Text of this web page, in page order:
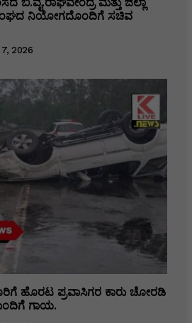
ಸಂಘದ ನಿಯೋಗದೊಂದಿಗೆ ಸಚಿವ
2026
ಹೊರಟ ಪ್ರವಾಸಿಗರ ಕಾರು ಚೋರಡಿ
ಗಾಯ.